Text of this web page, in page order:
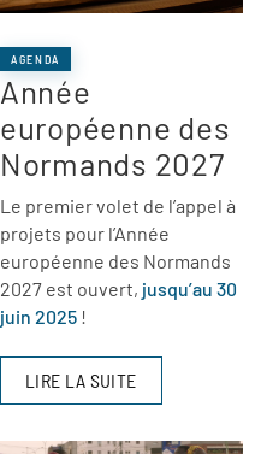
AGENDA
Année
européenne des
Normands 2027
Le premier volet de l’appel à
projets pour l’Année
européenne des Normands
2027 est ouvert, jusqu’au 30
juin 2025!
LIRE LA SUITE